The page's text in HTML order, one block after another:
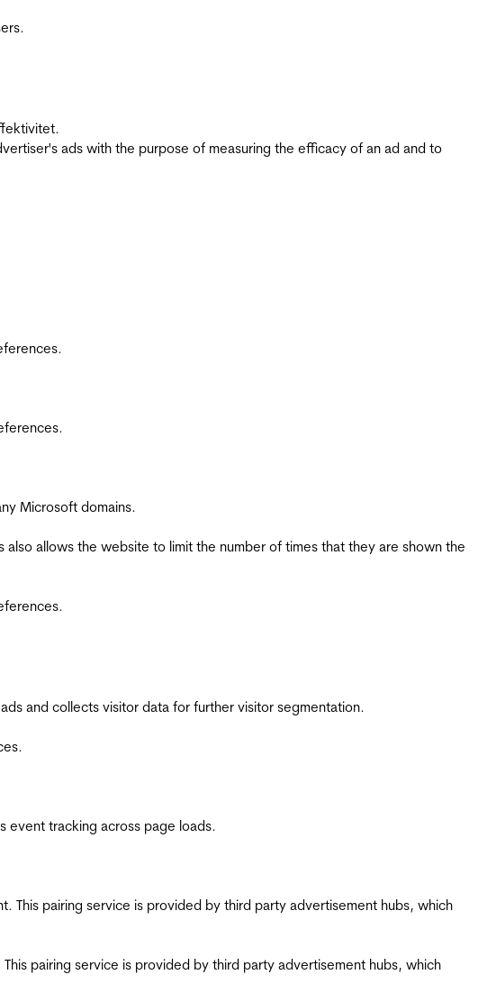
ads with the purpose of measuring the efficacy of an ad and to
Microsoft domains.
allows the website to limit the number of times that they are shown the
and collects visitor data for further visitor segmentation.
event tracking across page loads.
This pairing service is provided by third party advertisement hubs, which
pairing service is provided by third party advertisement hubs, which